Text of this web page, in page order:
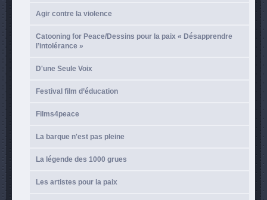
Agir contre la violence
Catooning for Peace/Dessins pour la paix « Désapprendre
l’intolérance »
D'une Seule Voix
Festival film d’éducation
Films4peace
La barque n'est pas pleine
La légende des 1000 grues
Les artistes pour la paix